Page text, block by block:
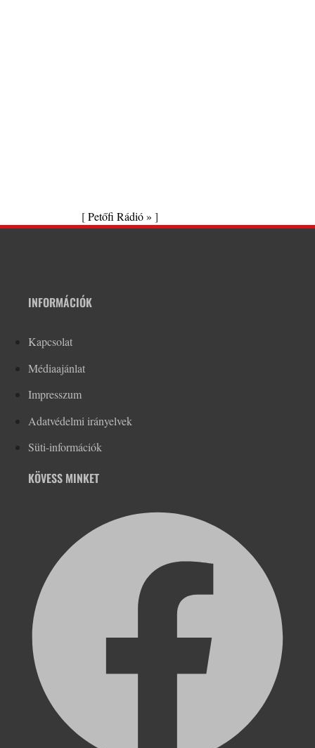
[Petőfi Rádió » ]
INFORMÁCIÓK
Kapcsolat
Médiaajánlat
Impresszum
Adatvédelmi irányelvek
Süti-információk
KÖVESS MINKET